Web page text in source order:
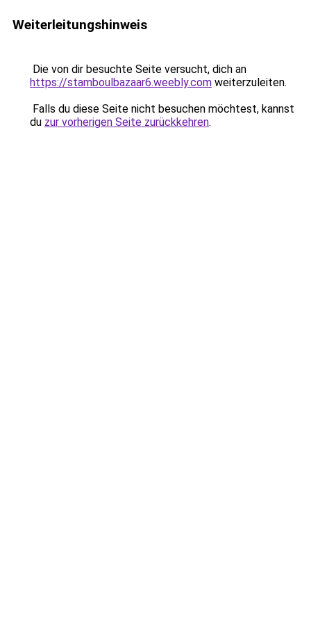
Weiterleitungshinweis
Die von dir besuchte Seite versucht, dich an
https://stamboulbazaar6.weebly.com weiterzuleiten.
Falls du diese Seite nicht besuchen möchtest, kannst
du zur vorherigen Seite zurückkehren.